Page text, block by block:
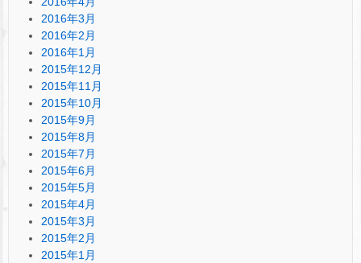
2016年3月
2016年2月
2016年1月
2015年12月
2015年11月
2015年10月
2015年9月
2015年8月
2015年7月
2015年6月
2015年5月
2015年4月
2015年3月
2015年2月
2015年1月